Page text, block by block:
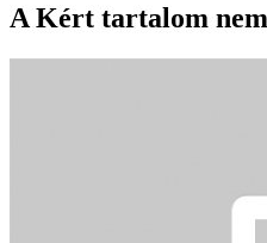
A Kért tartalom